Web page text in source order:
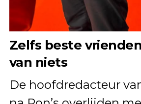
Zelfs beste
van niets
De hoofdredacteur